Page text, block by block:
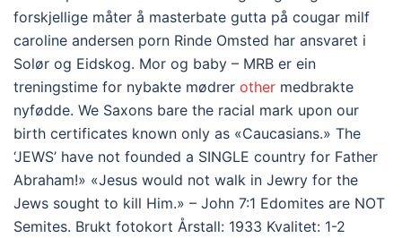
forskjellige måter å masterbate gutta på cougar milf
caroline andersen porn Rinde Omsted har ansvaret i
Solør og Eidskog. Mor og baby – MRB er ein
treningstime for nybakte mødrer other medbrakte
nyfødde. We Saxons bare the racial mark upon our
birth certificates known only as «Caucasians.» The
‘JEWS’ have not founded a SINGLE country for Father
Abraham!» «Jesus would not walk in Jewry for the
Jews sought to kill Him.» – John 7:1 Edomites are NOT
Semites. Brukt fotokort Årstall: 1933 Kvalitet: 1-2